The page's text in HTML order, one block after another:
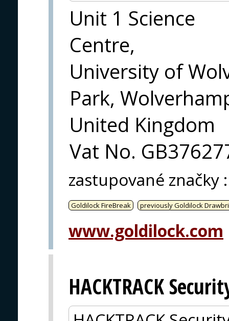
Unit 1 Science
Centre,
University of
Park,
United Kingdom
Vat No.
zastupované značky :
Goldilock FireBreak previously Goldilock
www.goldilock.com
HACKTRACK